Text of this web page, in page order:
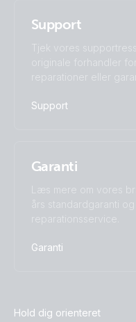
Support
Tjek vores
originale forhandler
reparationer eller
Support
Garanti
Læs mere om vores
års standardgaranti
reparationsservice.
Garanti
Hold dig orienteret